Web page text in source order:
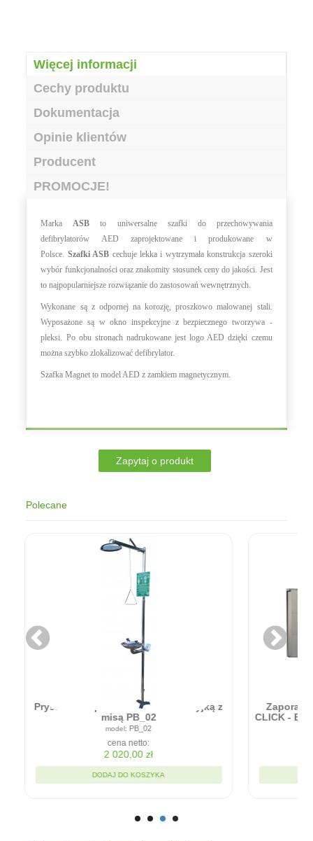
Więcej informacji
Cechy produktu
Dokumentacja
Opinie klientów
Producent
PROMOCJE!
MarkaASB to uniwersalne szafki do przechowywania
defibrylatorów AED zaprojektowane i produkowane w
Polsce. Szafki ASB cechuje lekka i wytrzymała konstrukcja szeroki
wybór funkcjonalności oraz znakomity stosunek ceny do jakości. Jest
to najpopularniejsze rozwiązanie do zastosowań wewnętrznych.
Wykonane są z odpornej na korozję, proszkowo malowanej stali.
Wyposażone są w okno inspekcyjne z bezpiecznego tworzywa -
pleksi. Po obu stronach nadrukowane jest logo AED dzięki czemu
można szybko zlokalizować defibrylator.
Szafka Magnet to model AED z zamkiem magnetycznym.
Polecane
przeciwpowodziowa - RAPID
- Błyskawiczna bariera w montażu
90cm x 20cm
RC9020
1 935,00 zł
DODAJ DO KOSZYKA